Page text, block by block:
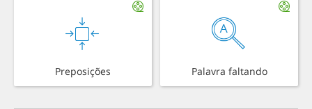
Preposições Palavra faltando